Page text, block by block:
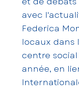
avec
Federica
locaux dans
centre
année, en